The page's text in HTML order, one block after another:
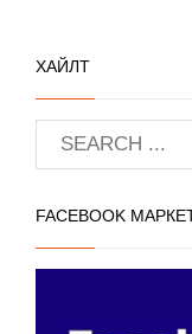
ХАЙЛТ
FACEBOOK